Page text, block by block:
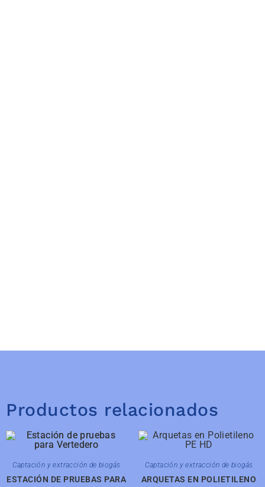
Productos relacionados
Captación y extracción de biogás
ESTACIÓN DE PRUEBAS PARA
Captación y extracción de biogás
ARQUETAS EN POLIETILENO